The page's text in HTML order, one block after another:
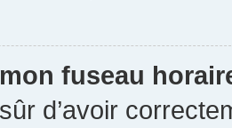
fuseau
d’avoir